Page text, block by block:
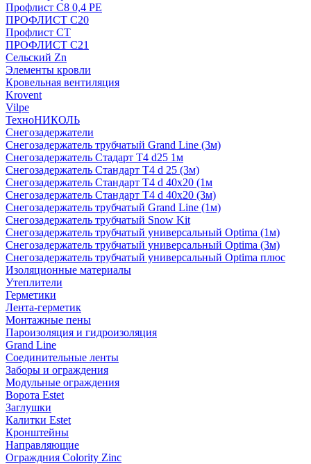
Профлист С8 0,4 РЕ
ПРОФЛИСТ С20
Профлист СТ
ПРОФЛИСТ С21
Сельский Zn
Элементы кровли
Кровельная вентиляция
Krovent
Vilpe
ТехноНИКОЛЬ
Снегозадержатели
Снегозадержатель трубчатый Grand Line (3м)
Снегозадержатель Стадарт Т4 d25 1м
Снегозадержатель Стандарт Т4 d 25 (3м)
Снегозадержатель Стандарт Т4 d 40х20 (1м
Снегозадержатель Стандарт Т4 d 40х20 (3м)
Снегозадержатель трубчатый Grand Line (1м)
Снегозадержатель трубчатый Snow Kit
Снегозадержатель трубчатый универсальный Optima (1м)
Снегозадержатель трубчатый универсальный Optima (3м)
Снегозадержатель трубчатый универсальный Optima плюс
Изоляционные материалы
Утеплители
Герметики
Лента-герметик
Монтажные пены
Пароизоляция и гидроизоляция
Grand Line
Соединительные ленты
Заборы и ограждения
Модульные ограждения
Ворота Estet
Заглушки
Калитки Estet
Кронштейны
Направляющие
Ограждния Colority Zinc